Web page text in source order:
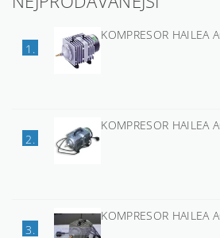
1.
KOMPRESOR HAILEA
2.
KOMPRESOR HAILEA
3.
KOMPRESOR HAILEA